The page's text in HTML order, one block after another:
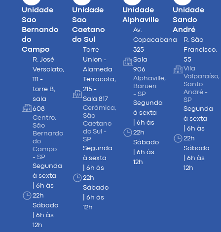
Unidade
São
Bernando
do
Campo
R. José
Versolato,
111 -
torre B,
sala
608
Centro,
São
Bernardo
do
Campo
- SP
Segunda
à sexta
| 6h às
22h
Sábado
| 6h às
12h
Unidade
São
Caetano
do Sul
Torre
Union -
Alameda
Terracota,
215 -
Sala 817
Cerâmica,
São
Caetano
do Sul -
SP
Segunda
à sexta
| 6h às
22h
Sábado
| 6h às
12h
Unidade
Alphaville
Av.
Copacabana
325 -
Sala
906
Alphaville,
Barueri
- SP
Segunda
à sexta
| 6h às
22h
Sábado
| 6h às
12h
Unidade
Sando
André
R. São
Francisco,
55
Vila
Valparaíso,
Santo
André -
SP
Segunda
à sexta
| 6h às
22h
Sábado
| 6h às
12h